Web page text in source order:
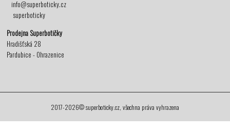
info@superboticky.cz
superboticky
Prodejna Superbotičky
Hradišťská 28
Pardubice - Ohrazenice
2017-2026© superboticky.cz, všechna práva vyhrazena